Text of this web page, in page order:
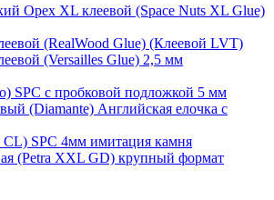
Орех XL клеевой (Space Nuts XL Glue)
(RealWood Glue) (Клеевой LVT)
(Versailles Glue) 2,5 мм
SPC с пробковой подложкой 5 мм
(Diamante) Английская елочка с
CL) SPC 4мм имитация камня
(Petra XXL GD) крупный формат